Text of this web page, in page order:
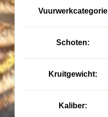
Vuurwerkcategorie
Schoten:
Kruitgewicht:
Kaliber: